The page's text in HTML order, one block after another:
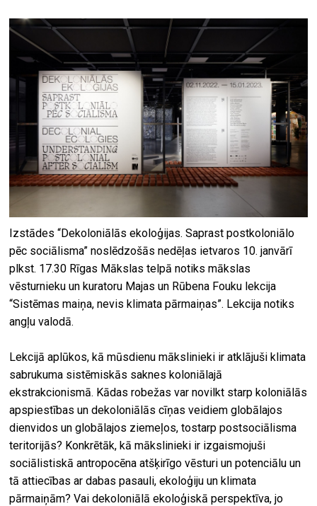
meklēt
Izstādes “Dekoloniālās ekoloģijas. Saprast postkoloniālo
pēc sociālisma” noslēdzošās nedēļas ietvaros 10. janvārī
plkst. 17.30 Rīgas Mākslas telpā notiks mākslas
vēsturnieku un kuratoru Majas un Rūbena Fouku lekcija
“Sistēmas maiņa, nevis klimata pārmaiņas”. Lekcija notiks
angļu valodā.
Lekcijā aplūkos, kā mūsdienu mākslinieki ir atklājuši klimata
sabrukuma sistēmiskās saknes koloniālajā
ekstrakcionismā. Kādas robežas var novilkt starp koloniālās
apspiestības un dekoloniālās cīņas veidiem globālajos
dienvidos un globālajos ziemeļos, tostarp postsociālisma
teritorijās? Konkrētāk, kā mākslinieki ir izgaismojuši
sociālistiskā antropocēna atšķirīgo vēsturi un potenciālu un
tā attiecības ar dabas pasauli, ekoloģiju un klimata
pārmaiņām? Vai dekoloniālā ekoloģiskā perspektīva, jo